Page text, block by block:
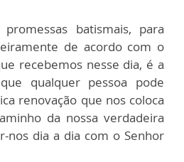
batismais, para
de acordo com o
recebemos nesse dia, é a
qualquer pessoa pode
renovação que nos coloca
da nossa verdadeira
nos dia a dia com o Senhor